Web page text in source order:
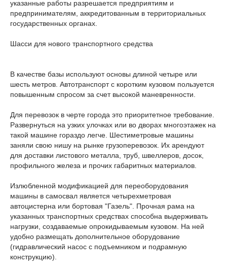
указанные работы разрешается предприятиям и
предпринимателям, аккредитованным в территориальных
государственных органах.
Шасси для нового транспортного средства
В качестве базы используют основы длиной четыре или
шесть метров. Автотранспорт с коротким кузовом пользуется
повышенным спросом за счет высокой маневренности.
Для перевозок в черте города это приоритетное требование.
Развернуться на узких улочках или во дворах многоэтажек на
такой машине гораздо легче. Шестиметровые машины
заняли свою нишу на рынке грузоперевозок. Их арендуют
для доставки листового металла, труб, швеллеров, досок,
профильного железа и прочих габаритных материалов.
Излюбленной модификацией для переоборудования
машины в самосвал является четырехметровая
автоцистерна или бортовая "Газель". Прочная рама на
указанных транспортных средствах способна выдерживать
нагрузки, создаваемые опрокидываемым кузовом. На ней
удобно размещать дополнительное оборудование
(гидравлический насос с подъемником и подрамную
конструкцию).